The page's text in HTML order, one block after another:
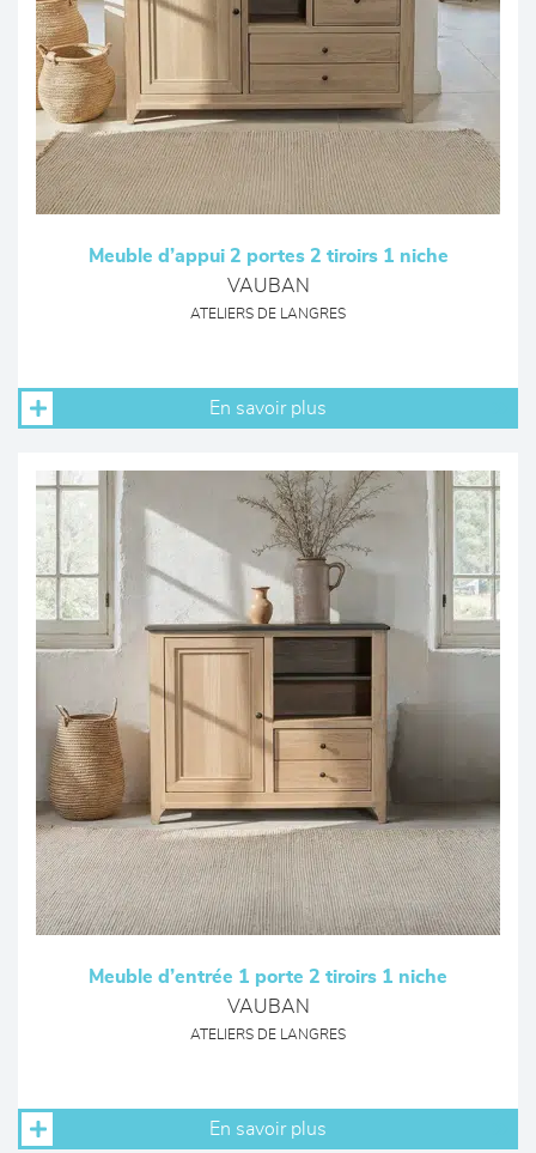
Meuble d’appui 2 portes 2 tiroirs 1 niche
VAUBAN
ATELIERS DE LANGRES
En savoir plus
Meuble d’entrée 1 porte 2 tiroirs 1 niche
VAUBAN
ATELIERS DE LANGRES
En savoir plus